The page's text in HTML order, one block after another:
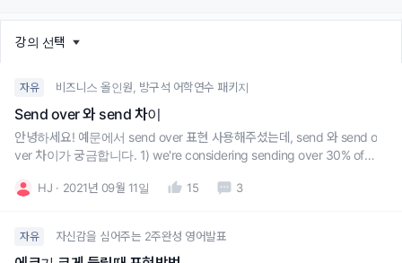
강의 선택
자유 비즈니스 올인원, 방구석 어학연수 패키지
Send over 와 send 차이
안녕하세요! 예문에서 send over 표현 사용해주셨는데, send 와 send o
ver 차이가 궁금합니다. 1) we're considering sending over 30% of th
send 만 사용하면 안되는걸까요?
HJ 2021년 09월 11일 15 3
자유 자신감을 심어주는 2주완성 영어발표